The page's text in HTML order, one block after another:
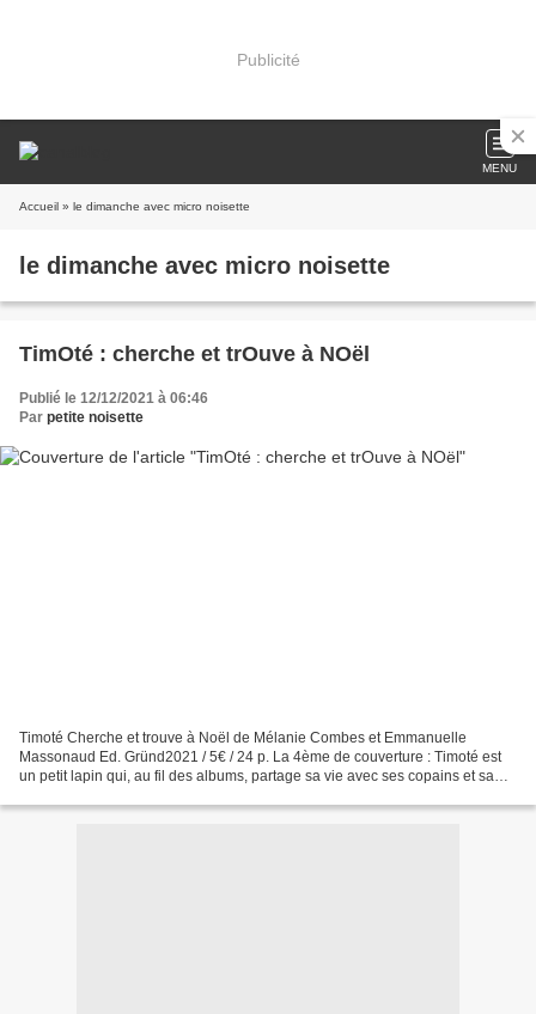
Publicité
MENU
Accueil » le dimanche avec micro noisette
le dimanche avec micro noisette
TimOté : cherche et trOuve à NOël
Publié le 12/12/2021 à 06:46
Par petite noisette
Timoté Cherche et trouve à Noël de Mélanie Combes et Emmanuelle
Massonaud Ed. Gründ2021 / 5€ / 24 p. La 4ème de couverture : Timoté est
un petit lapin qui, au fil des albums, partage sa vie avec ses copains et sa